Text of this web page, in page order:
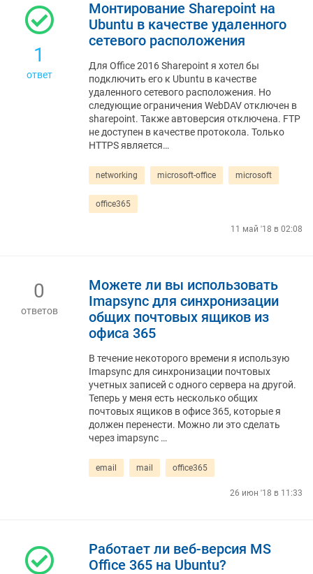
1
ответ
Монтирование Sharepoint на
Ubuntu в качестве удаленного
сетевого расположения
Для Office 2016 Sharepoint я хотел бы
подключить его к Ubuntu в качестве
удаленного сетевого расположения. Но
следующие ограничения WebDAV отключен в
sharepoint. Также автоверсия отключена. FTP
не доступен в качестве протокола. Только
HTTPS является…
networking microsoft-office microsoft
office365
11 май '18 в 02:08
0
ответов
Можете ли вы использовать
Imapsync для синхронизации
общих почтовых ящиков из
офиса 365
В течение некоторого времени я использую
Imapsync для синхронизации почтовых
учетных записей с одного сервера на другой.
Теперь у меня есть несколько общих
почтовых ящиков в офисе 365, которые я
должен перенести. Можно ли это сделать
через imapsync …
email mail office365
26 июн '18 в 11:33
Работает ли веб-версия MS
Office 365 на Ubuntu?